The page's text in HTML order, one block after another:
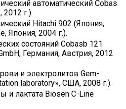
автоматический Cobas
г.).
Hitachi 902 (Япония,
Япония, 2004 г.).
состояний Cobasb 121
Германия, Австрия, 2012
и электролитов Gem-
laboratory», США, 2008 г.).
и лактата Biosen C-Line